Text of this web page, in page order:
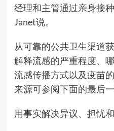
经理和主管通过亲身接
Janet说。
从可靠的公共卫生渠道
解释流感的严重程度、
流感传播方式以及疫苗
来源可参阅下面的最后一
用事实解决异议、担忧